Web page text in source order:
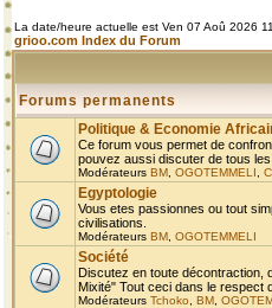
La date/heure actuelle est Ven 07 Aoû 2026
grioo.com Index du Forum
Forums permanents
Politique & Economie
Ce forum vous permet de
pouvez aussi discuter de tous
Modérateurs BM OGOTEMMELI
Egyptologie
Vous etes passionnes ou tout
civilisations.
Modérateurs BM OGOTEMMELI
Société
Discutez en toute décontraction,
Mixité" Tout ceci dans le respect
Modérateurs Tchoko BM